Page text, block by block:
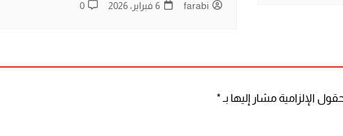
farabi 6 فبراير، 2026 0
الإلزامية مشار إليها بـ*